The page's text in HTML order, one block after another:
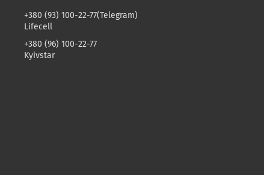
+380 (93) 100-22-77
Telegram
Lifecell
+380 (96) 100-22-77
Kyivstar